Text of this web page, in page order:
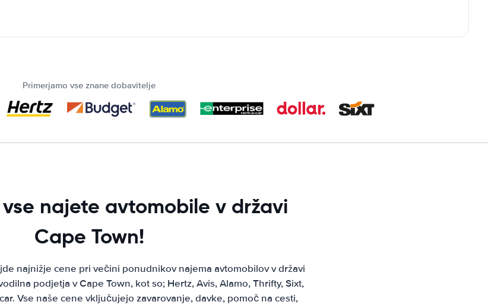
Primerjamo vse znane dobavitelje
najete avtomobile v državi
Cape Town!
najnižje cene pri večini ponudnikov najema avtomobilov v državi
podjetja v Cape Town, kot so; Hertz, Avis, Alamo, Thrifty, Sixt,
Vse naše cene vključujejo zavarovanje, davke, pomoč na cesti,